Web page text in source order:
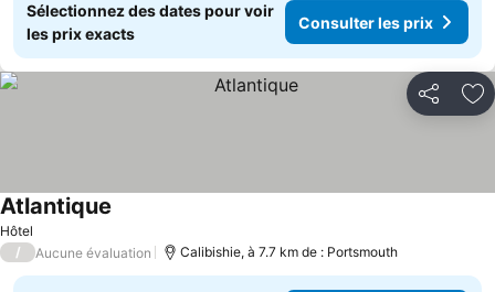
Sélectionnez des dates pour voir
les prix exacts
Consulter les prix
Partager
Hôtel
Atlantique
/ Aucune évaluation Calibishie, à 7.7 km de : Portsmouth